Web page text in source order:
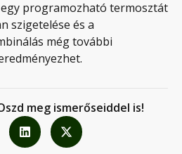
programozható termosztát
szigetelése és a
még további
meg ismerőseiddel is!